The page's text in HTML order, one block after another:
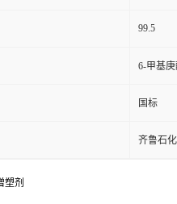
99.5
6-甲基
国标
齐鲁石化
塑剂